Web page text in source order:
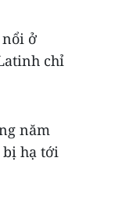
nổi ở
chỉ
năm
bị hạ tới